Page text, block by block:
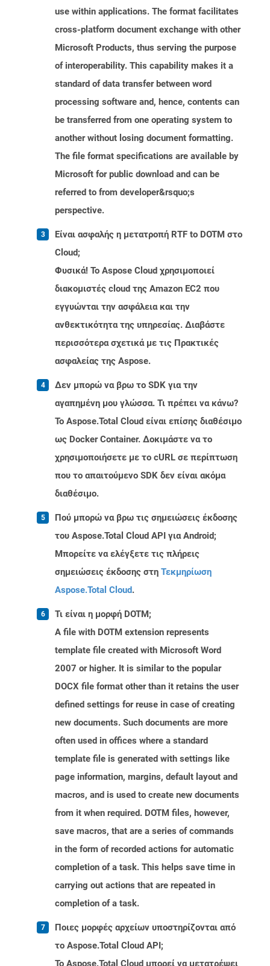
use within applications. The format facilitates
cross-platform document exchange with other
Microsoft Products, thus serving the purpose
of interoperability. This capability makes it a
standard of data transfer between word
processing software and, hence, contents can
be transferred from one operating system to
another without losing document formatting.
The file format specifications are available by
Microsoft for public download and can be
referred to from developer&rsquo;s
perspective.
Είναι ασφαλής η μετατροπή RTF to DOTM στο
Cloud;
Φυσικά! Το Aspose Cloud χρησιμοποιεί
διακομιστές cloud της Amazon EC2 που
εγγυώνται την ασφάλεια και την
ανθεκτικότητα της υπηρεσίας. Διαβάστε
περισσότερα σχετικά με τις Πρακτικές
ασφαλείας της Aspose.
Δεν μπορώ να βρω το SDK για την
αγαπημένη μου γλώσσα. Τι πρέπει να κάνω?
Το Aspose.Total Cloud είναι επίσης διαθέσιμο
ως Docker Container. Δοκιμάστε να το
χρησιμοποιήσετε με το cURL σε περίπτωση
που το απαιτούμενο SDK δεν είναι ακόμα
διαθέσιμο.
Πού μπορώ να βρω τις σημειώσεις έκδοσης
του Aspose.Total Cloud API για Android;
Μπορείτε να ελέγξετε τις πλήρεις
σημειώσεις έκδοσης στη Τεκμηρίωση
Aspose.Total Cloud.
Τι είναι η μορφή DOTM;
A file with DOTM extension represents
template file created with Microsoft Word
2007 or higher. It is similar to the popular
DOCX file format other than it retains the user
defined settings for reuse in case of creating
new documents. Such documents are more
often used in offices where a standard
template file is generated with settings like
page information, margins, default layout and
macros, and is used to create new documents
from it when required. DOTM files, however,
save macros, that are a series of commands
in the form of recorded actions for automatic
completion of a task. This helps save time in
carrying out actions that are repeated in
completion of a task.
Ποιες μορφές αρχείων υποστηρίζονται από
το Aspose.Total Cloud API;
Το Aspose.Total Cloud μπορεί να μετατρέψει